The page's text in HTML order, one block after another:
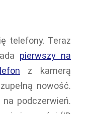
telefony. Teraz
pierwszy na
z kamerą
nowość.
podczerwień.